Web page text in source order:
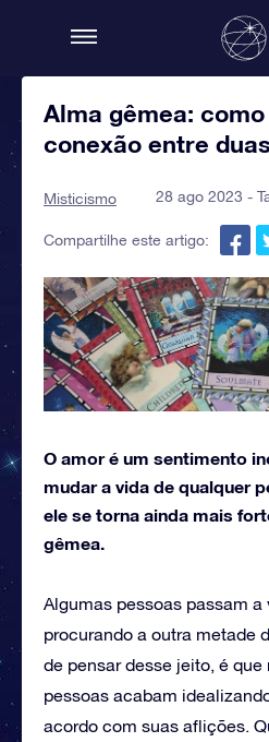
Alma gêmea:
conexão entre
Misticismo 28 ago 2023 -
Compartilhe este artigo:
O amor é um sentimento
mudar a vida de qualquer
ele se torna ainda mais
gêmea.
Algumas pessoas passam a
procurando a outra metade
de pensar desse jeito, é
pessoas acabam
acordo com suas aflições.